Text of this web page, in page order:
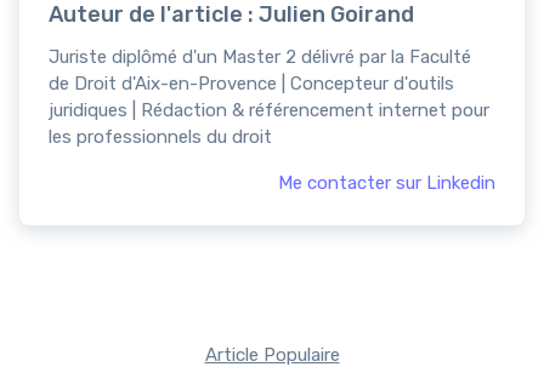
Auteur de l'article : Julien Goirand
Juriste diplômé d'un Master 2 délivré par la Faculté
de Droit d'Aix-en-Provence | Concepteur d'outils
juridiques | Rédaction & référencement internet pour
les professionnels du droit
Me contacter sur Linkedin
Article Populaire